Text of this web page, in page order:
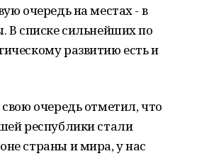
очередь на местах - в
В списке сильнейших по
развитию есть и
очередь отметил, что
республики стали
страны и мира, у нас